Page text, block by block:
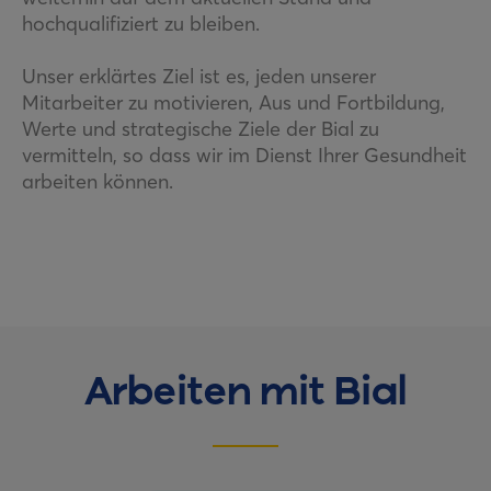
hochqualifiziert zu bleiben.
Unser erklärtes Ziel ist es, jeden unserer
Mitarbeiter zu motivieren, Aus und Fortbildung,
Werte und strategische Ziele der Bial zu
vermitteln, so dass wir im Dienst Ihrer Gesundheit
arbeiten können.
Arbeiten mit Bial